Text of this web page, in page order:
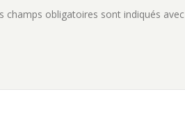
champs obligatoires sont indiqués avec